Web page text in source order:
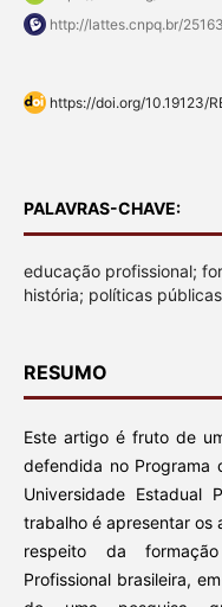
http://lattes.cnpq.br/
https://doi.org/10.19123/
PALAVRAS-CHAVE:
educação profissional;
história; políticas
RESUMO
Este artigo é fruto de
defendida no Programa
Universidade Estadual
trabalho é apresentar os
respeito da
Profissional brasileira,